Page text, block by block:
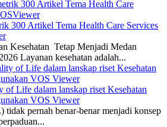
300 Artikel Tema Health Care Services
Kesehatan Tetap Menjadi Medan
Layanan kesehatan adalah...
of Life dalam lanskap riset Kesehatan
VOS Viewer
pernah benar-benar menjadi konsep